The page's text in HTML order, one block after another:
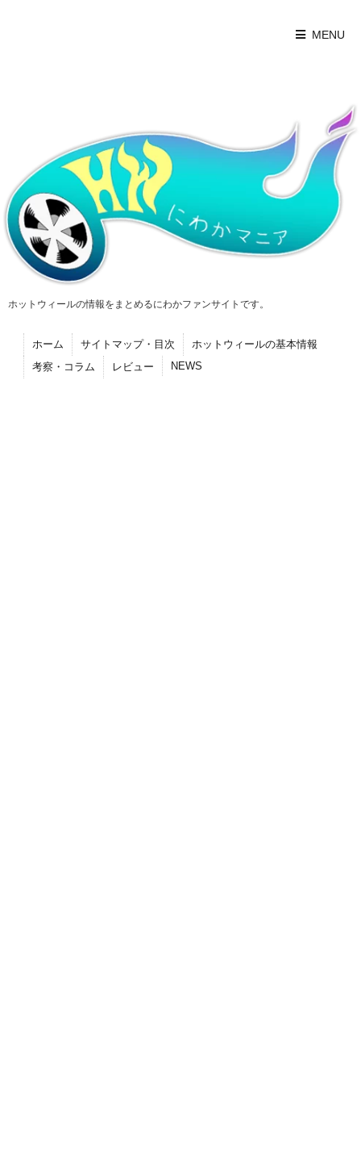
MENU
ホットウィールの情報をまとめるにわかファンサイトです。
ホーム サイトマップ・目次
ホットウィールの基本情報
考察・コラム
レビュー NEWS